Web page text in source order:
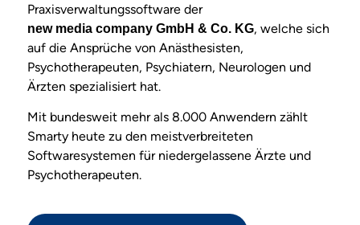
Praxisverwaltungssoftware der
new media company GmbH & Co. KG, welche sich
auf die Ansprüche von Anästhesisten,
Psychotherapeuten, Psychiatern, Neurologen und
Ärzten spezialisiert hat.
Mit bundesweit mehr als 8.000 Anwendern zählt
Smarty heute zu den meistverbreiteten
Softwaresystemen für niedergelassene Ärzte und
Psychotherapeuten.